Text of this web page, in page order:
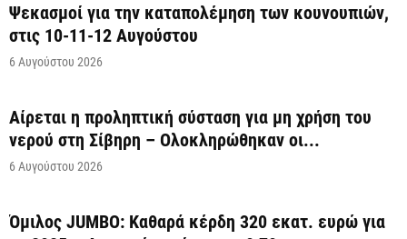
Ψεκασμοί για την καταπολέμηση των κουνουπιών,
στις 10-11-12 Αυγούστου
6 Αυγούστου 2026
Αίρεται η προληπτική σύσταση για μη χρήση του
νερού στη Σίβηρη – Ολοκληρώθηκαν οι...
6 Αυγούστου 2026
Όμιλος JUMBO: Καθαρά κέρδη 320 εκατ. ευρώ για